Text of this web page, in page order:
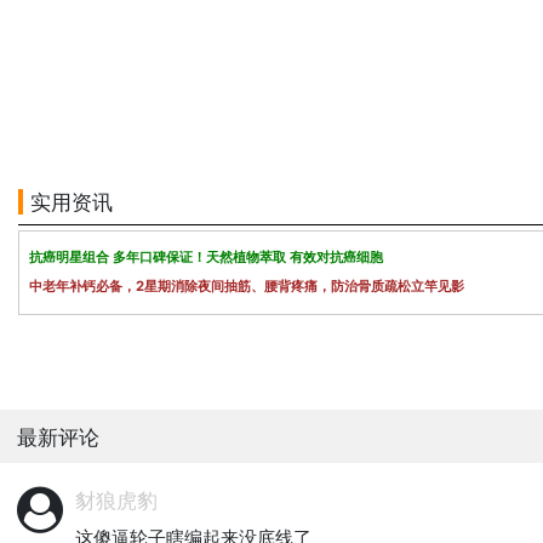
实用资讯
抗癌明星组合 多年口碑保证！天然植物萃取 有效对抗癌细胞
中老年补钙必备，2星期消除夜间抽筋、腰背疼痛，防治骨质疏松立竿见影
最新评论
豺狼虎豹
这傻逼轮子瞎编起来没底线了